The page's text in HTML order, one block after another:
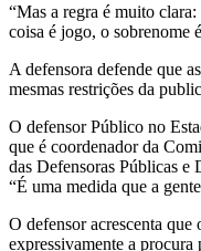
“Mas a regra é muito
coisa é jogo, o sobrenome
A defensora defende que
mesmas restrições da
O defensor Público no
que é coordenador da
das Defensoras Públicas e
“É uma medida que a
O defensor acrescenta que
expressivamente a procura